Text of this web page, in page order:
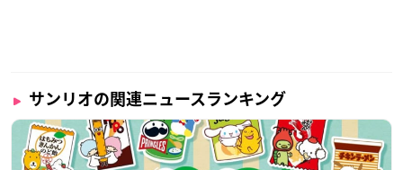
サンリオの関連ニュースランキング